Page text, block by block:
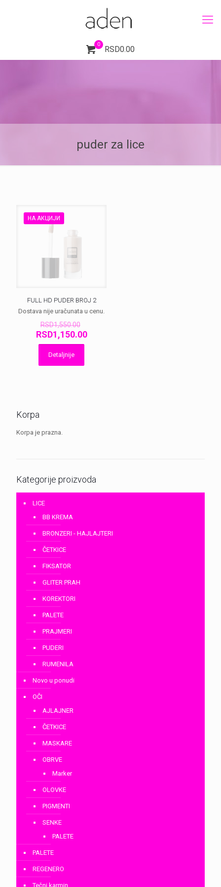
0
RSD0.00
puder za lice
НА АКЦИЈИ
FULL HD PUDER BROJ 2
Dostava nije uračunata u cenu.
RSD1,550.00
цена
је
RSD1,150.00Тренутна
Detaljnije
Korpa
Korpa je prazna.
Kategorije proizvoda
LICE
BB KREMA
BRONZERI - HAJLAJTERI
ČETKICE
FIKSATOR
GLITER PRAH
KOREKTORI
PALETE
PRAJMERI
PUDERI
RUMENILA
Novo u ponudi
OČI
AJLAJNER
ČETKICE
MASKARE
OBRVE
Marker
OLOVKE
PIGMENTI
SENKE
PALETE
PALETE
REGENERO
Tečni karmin